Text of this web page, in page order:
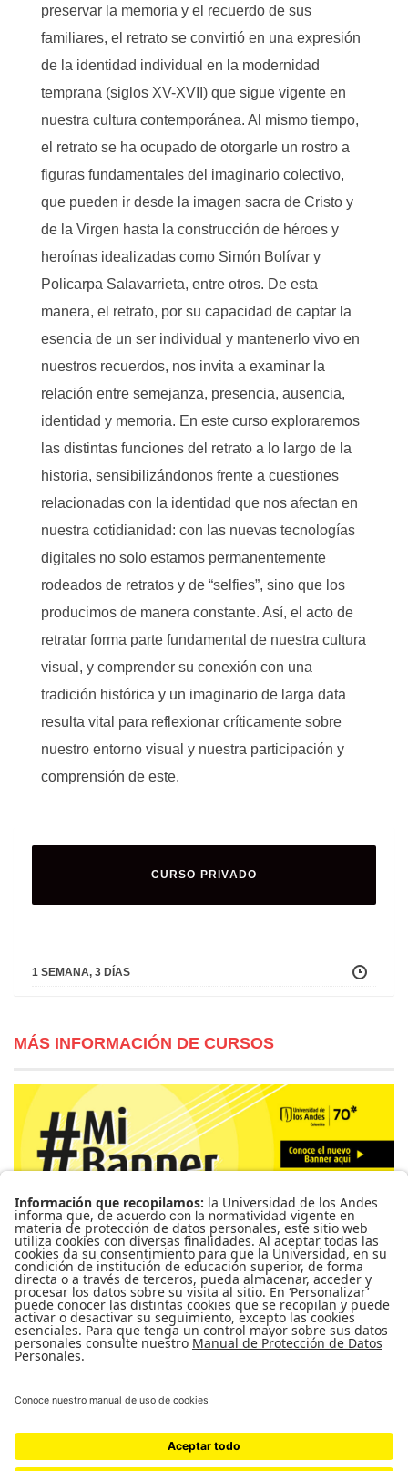
preservar la memoria y el recuerdo de sus
familiares, el retrato se convirtió en una expresión
de la identidad individual en la modernidad
temprana (siglos XV-XVII) que sigue vigente en
nuestra cultura contemporánea. Al mismo tiempo,
el retrato se ha ocupado de otorgarle un rostro a
figuras fundamentales del imaginario colectivo,
que pueden ir desde la imagen sacra de Cristo y
de la Virgen hasta la construcción de héroes y
heroínas idealizadas como Simón Bolívar y
Policarpa Salavarrieta, entre otros. De esta
manera, el retrato, por su capacidad de captar la
esencia de un ser individual y mantenerlo vivo en
nuestros recuerdos, nos invita a examinar la
relación entre semejanza, presencia, ausencia,
identidad y memoria. En este curso exploraremos
las distintas funciones del retrato a lo largo de la
historia, sensibilizándonos frente a cuestiones
relacionadas con la identidad que nos afectan en
nuestra cotidianidad: con las nuevas tecnologías
digitales no solo estamos permanentemente
rodeados de retratos y de “selfies”, sino que los
producimos de manera constante. Así, el acto de
retratar forma parte fundamental de nuestra cultura
visual, y comprender su conexión con una
tradición histórica y un imaginario de larga data
resulta vital para reflexionar críticamente sobre
nuestro entorno visual y nuestra participación y
comprensión de este.
CURSO PRIVADO
1 SEMANA, 3 DÍAS
MÁS INFORMACIÓN DE CURSOS
Para más información de cursos, horarios y cupos visite el
Sistema de Información Banner
Ir a Mi Banner